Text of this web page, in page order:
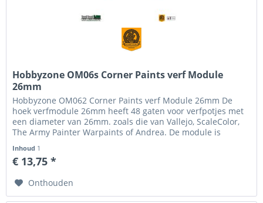
Hobbyzone OM06s Corner Paints verf Module
26mm
Hobbyzone OM062 Corner Paints verf Module 26mm De
hoek verfmodule 26mm heeft 48 gaten voor verfpotjes met
een diameter van 26mm. zoals die van Vallejo, ScaleColor,
The Army Painter Warpaints of Andrea. De module is
Inhoud 1
€ 13,75 *
Onthouden